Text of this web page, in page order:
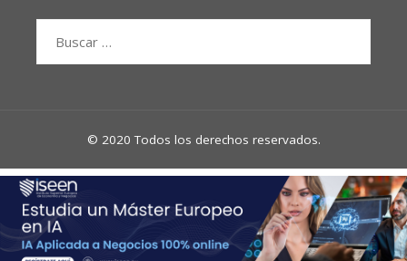
© 2020 Todos los derechos reservados.